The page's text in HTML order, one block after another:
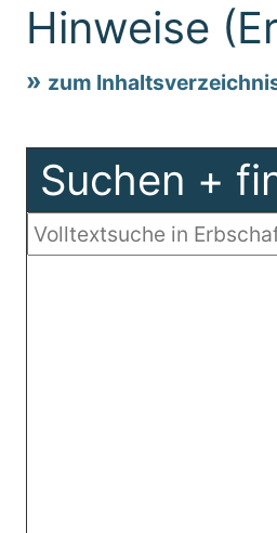
Hinweise
zum
Suchen +